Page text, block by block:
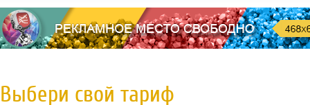
Выбери свой тариф